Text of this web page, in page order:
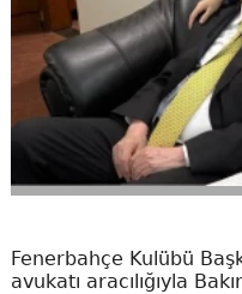
Fenerbahçe Kulübü
avukatı aracılığıyla